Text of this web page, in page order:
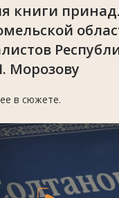
книги
Морозову
в сюжете.